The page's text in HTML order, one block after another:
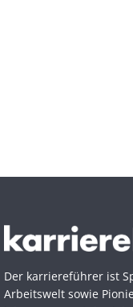
Der karriereführer ist
Arbeitswelt sowie